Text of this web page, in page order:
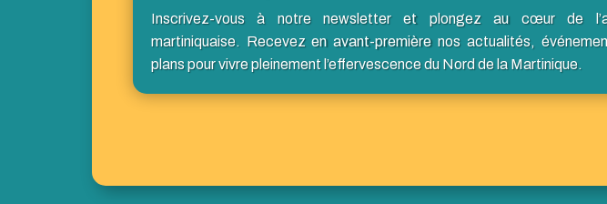
Inscrivez-vous à notre newsletter et plongez au cœur de
martiniquaise. Recevez en avant-première nos actualités,
plans pour vivre pleinement l’effervescence du Nord de la Martinique.